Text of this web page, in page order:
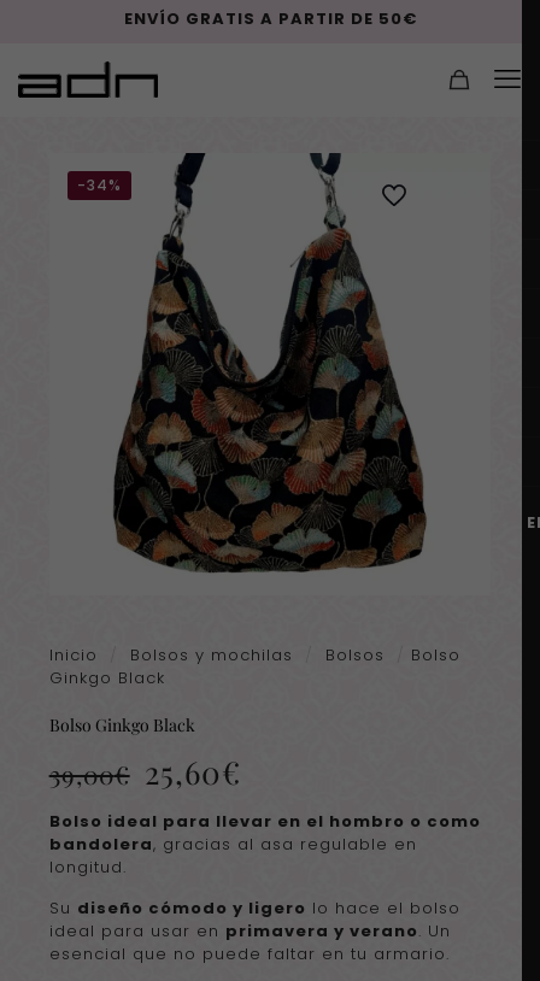
ENVÍO GRATIS A PARTIR DE 50€
-34%
Inicio Bolsos y mochilas Bolsos
Bolso
Ginkgo Black
Bolso Ginkgo Black
39,00€ El
precio
original
era:
39,00€.
25,60€
actual
es:
25,60€.
Bolso ideal para llevar en el hombro o como
bandolera, gracias al asa regulable en
longitud.
Su diseño cómodo y ligero lo hace el bolso
ideal para usar en primavera y verano. Un
esencial que no puede faltar en tu armario.